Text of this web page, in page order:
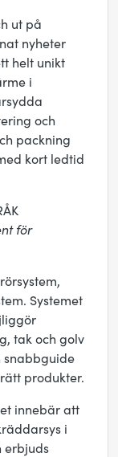
ut på
nyheter
helt unikt
i
och
packning
kort ledtid
för
Systemet
tak och golv
snabbguide
produkter.
innebär att
i
erbjuds